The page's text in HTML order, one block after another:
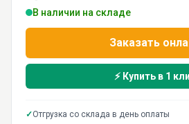
В наличии на складе
Заказать
⚡ Купить в 1
✓Отгрузка со склада в день оплаты